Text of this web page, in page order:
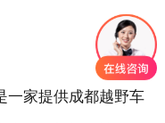
家提供成都越野车